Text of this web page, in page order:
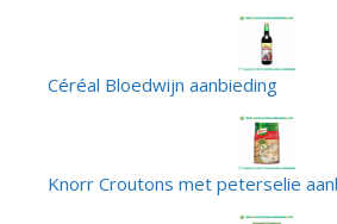
Céréal Bloedwijn aanbieding
Knorr Croutons met peterselie